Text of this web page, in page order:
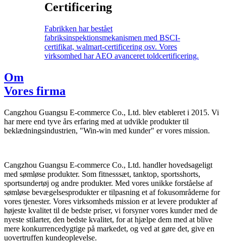
Certificering
Fabrikken har bestået
fabriksinspektionsmekanismen med BSCI-
certifikat, walmart-certificering osv. Vores
virksomhed har AEO avanceret toldcertificering.
Om
Vores firma
Cangzhou Guangsu E-commerce Co., Ltd. blev etableret i 2015. Vi
har mere end tyve års erfaring med at udvikle produkter til
beklædningsindustrien, "Win-win med kunder" er vores mission.
Cangzhou Guangsu E-commerce Co., Ltd. handler hovedsageligt
med sømløse produkter. Som fitnesssæt, tanktop, sportsshorts,
sportsundertøj og andre produkter. Med vores unikke forståelse af
sømløse bevægelsesprodukter er tilpasning et af fokusområderne for
vores tjenester. Vores virksomheds mission er at levere produkter af
højeste kvalitet til de bedste priser, vi forsyner vores kunder med de
nyeste stilarter, den bedste kvalitet, for at hjælpe dem med at blive
mere konkurrencedygtige på markedet, og ved at gøre det, give en
uovertruffen kundeoplevelse.